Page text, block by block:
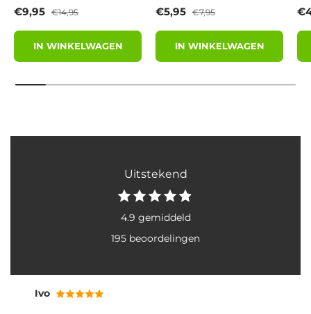
Verkoopprijs
€9,95 Reguliere prijs
€14,95
IN WINKELWAGEN
Verkoopprijs
€5,95 Reguliere prijs
€7,95
IN WINKELWAGEN
Uitstekend
4.9 gemiddeld
195 beoordelingen
Ivo